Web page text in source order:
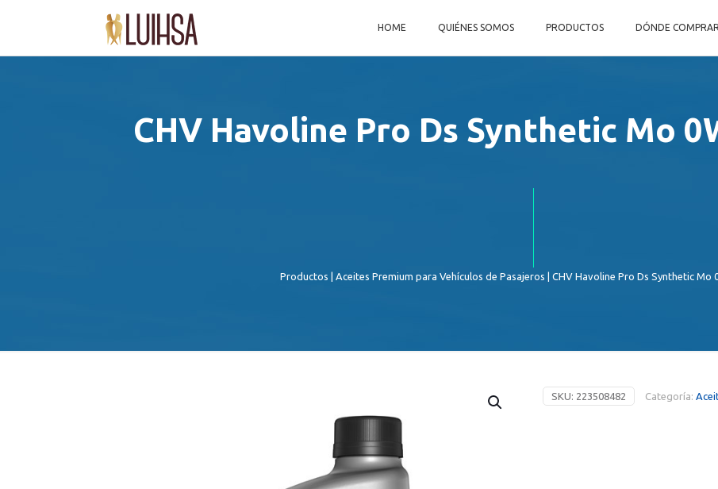
HOME QUIÉNES SOMOS PRODUCTOS DÓNDE COMPRAR
CHV Havoline Pro Ds Synthetic Mo
Productos Aceites Premium para Vehículos de Pasajeros | CHV Havoline Pro Ds Synthetic Mo
SKU: 223508482 Categoría: